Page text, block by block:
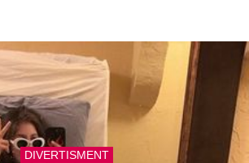
DIVERTISMENT